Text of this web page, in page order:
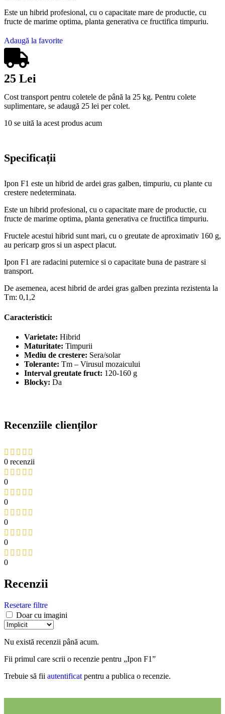
Este un hibrid profesional, cu o capacitate mare de productie, cu
fructe de marime optima, planta generativa ce fructifica timpuriu.
Adaugă la favorite
25 Lei
Cost transport pentru coletele de până la 25 kg. Pentru colete
suplimentare, se adaugă 25 lei per colet.
10 se uită la acest produs acum
Specificații
Ipon F1 este un hibrid de ardei gras galben, timpuriu, cu plante cu
crestere nedeterminata.
Este un hibrid profesional, cu o capacitate mare de productie, cu
fructe de marime optima, planta generativa ce fructifica timpuriu.
Fructele acestui hibrid sunt mari, cu o greutate de aproximativ 160 g,
au pericarp gros si un aspect placut.
Ipon F1 are radacini puternice si o capacitate buna de pastrare si
transport.
De asemenea, acest hibrid de ardei gras galben prezinta rezistenta la
Tm: 0,1,2
Caracteristici:
Varietate: Hibrid
Maturitate: Timpurii
Mediu de crestere: Sera/solar
Tolerante: Tm – Virusul mozaicului
Interval greutate fruct: 120-160 g
Blocky: Da
Recenziile clienților
0 recenzii
0
0
0
0
0
Recenzii
Resetare filtre
Doar cu imagini
Nu există recenzii până acum.
Fii primul care scrii o recenzie pentru „Ipon F1”
Trebuie să fii autentificat pentru a publica o recenzie.